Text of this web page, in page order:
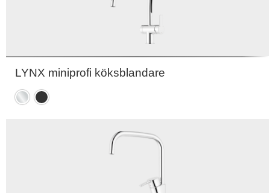
LYNX miniprofi köksblandare
KromMattsvart